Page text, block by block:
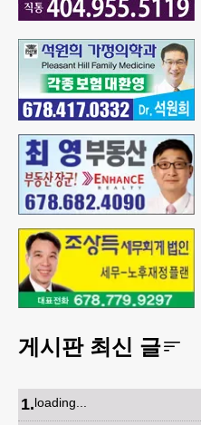
게시판 최신 글
1.loading...